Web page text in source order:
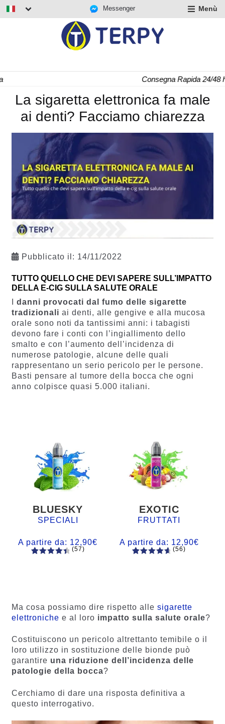
Messenger Menù
Consegna Rapida 24/48 h
La sigaretta elettronica fa male
ai denti? Facciamo chiarezza
Pubblicato il: 14/11/2022
TUTTO QUELLO CHE DEVI SAPERE SULL’IMPATTO
DELLA E-CIG SULLA SALUTE ORALE
danni provocati dal fumo delle sigarette
tradizionali ai denti, alle gengive e alla mucosa
orale sono noti da tantissimi anni: i tabagisti
devono fare i conti con l’ingiallimento dello
smalto e con l’aumento dell’incidenza di
numerose patologie, alcune delle quali
rappresentano un serio pericolo per le persone.
Basti pensare al tumore della bocca che ogni
anno colpisce quasi 5.000 italiani.
BLUESKY
SPECIALI
A partire da: 12,90€
recensio
ni
(57)
EXOTIC
FRUTTATI
A partire da: 12,90€
recension
i
(56)
Ma cosa possiamo dire rispetto alle sigarette
elettroniche e al loro impatto sulla salute orale?
Costituiscono un pericolo altrettanto temibile o il
loro utilizzo in sostituzione delle bionde può
garantire una riduzione dell’incidenza delle
patologie della bocca?
Cerchiamo di dare una risposta definitiva a
questo interrogativo.